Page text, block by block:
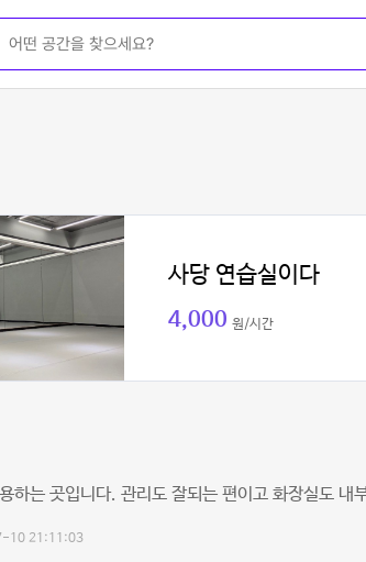
사당 연습실이다
4,000 원/시간
하는 곳입니다. 관리도 잘되는 편이고 화장실도 내
10 21:11:03